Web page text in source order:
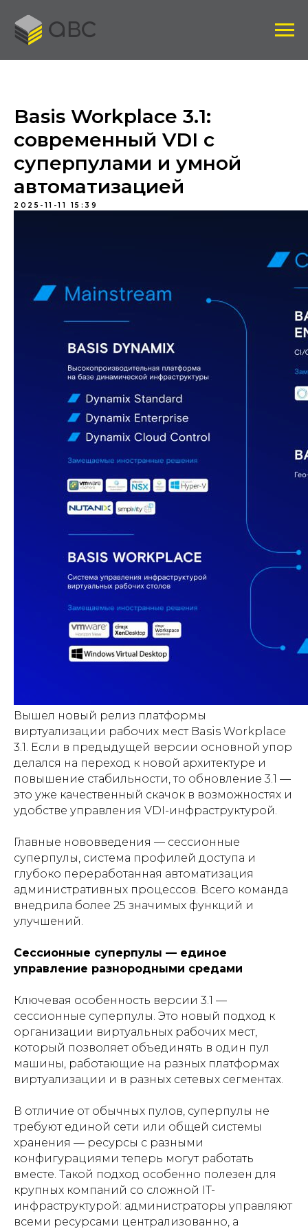
Basis Workplace 3.1:
современный VDI с
суперпулами и умной
автоматизацией
2025-11-11 15:39
Вышел новый релиз платформы
виртуализации рабочих мест Basis Workplace
3.1. Если в предыдущей версии основной упор
делался на переход к новой архитектуре и
повышение стабильности, то обновление 3.1 —
это уже качественный скачок в возможностях и
удобстве управления VDI-инфраструктурой.
Главные нововведения — сессионные
суперпулы, система профилей доступа и
глубоко переработанная автоматизация
административных процессов. Всего команда
внедрила более 25 значимых функций и
улучшений.
Сессионные суперпулы — единое
управление разнородными средами
Ключевая особенность версии 3.1 —
сессионные суперпулы. Это новый подход к
организации виртуальных рабочих мест,
который позволяет объединять в один пул
машины, работающие на разных платформах
виртуализации и в разных сетевых сегментах.
В отличие от обычных пулов, суперпулы не
требуют единой сети или общей системы
хранения — ресурсы с разными
конфигурациями теперь могут работать
вместе. Такой подход особенно полезен для
крупных компаний со сложной IT-
инфраструктурой: администраторы управляют
всеми ресурсами централизованно, а